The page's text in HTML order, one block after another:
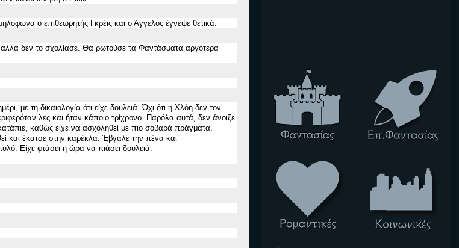
ο επιθεωρητής Γκρέις και ο Άγγελος έγνεψε θετικά.
αλλά δεν το σχολίασε. Θα ρωτούσε τα Φαντάσματα αργότερα
με τη δικαιολογία ότι είχε δουλειά. Όχι ότι η Χλόη δεν τον
λες και ήταν κάποιο τρίχρονο. Παρόλα αυτά, δεν άνοιξε
καθώς είχε να ασχοληθεί με πιο σοβαρά πράγματα.
και έκατσε στην καρέκλα. Έβγαλε την πένα και
Είχε φτάσει η ώρα να πιάσει δουλειά.